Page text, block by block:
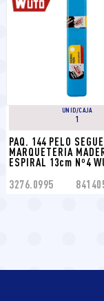
UNID/CAJA
1
PAQ. 144 PELO
MARQUETERIA
ESPIRAL 13cm Nº4
3276.0995